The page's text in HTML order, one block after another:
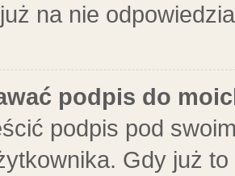
na nie
podpis do
podpis pod
Gdy już